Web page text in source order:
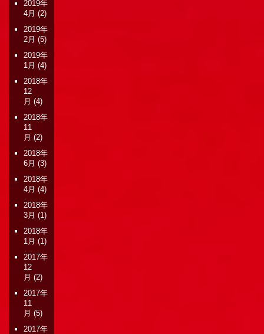
2019年
4月 (2)
2019年
2月 (5)
2019年
1月 (4)
2018年
12
月 (4)
2018年
11
月 (2)
2018年
6月 (3)
2018年
4月 (4)
2018年
3月 (1)
2018年
1月 (1)
2017年
12
月 (2)
2017年
11
月 (5)
2017年